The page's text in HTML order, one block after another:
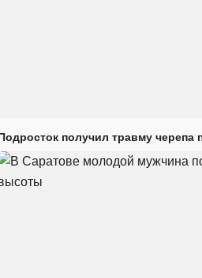
получил травму черепа